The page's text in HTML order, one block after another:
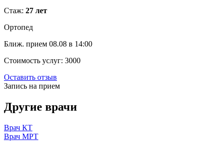
Стаж: 27 лет
Ортопед
Ближ. прием 08.08 в 14:00
Стоимость услуг: 3000
Оставить отзыв
Запись на прием
Другие врачи
Врач КТ
Врач МРТ